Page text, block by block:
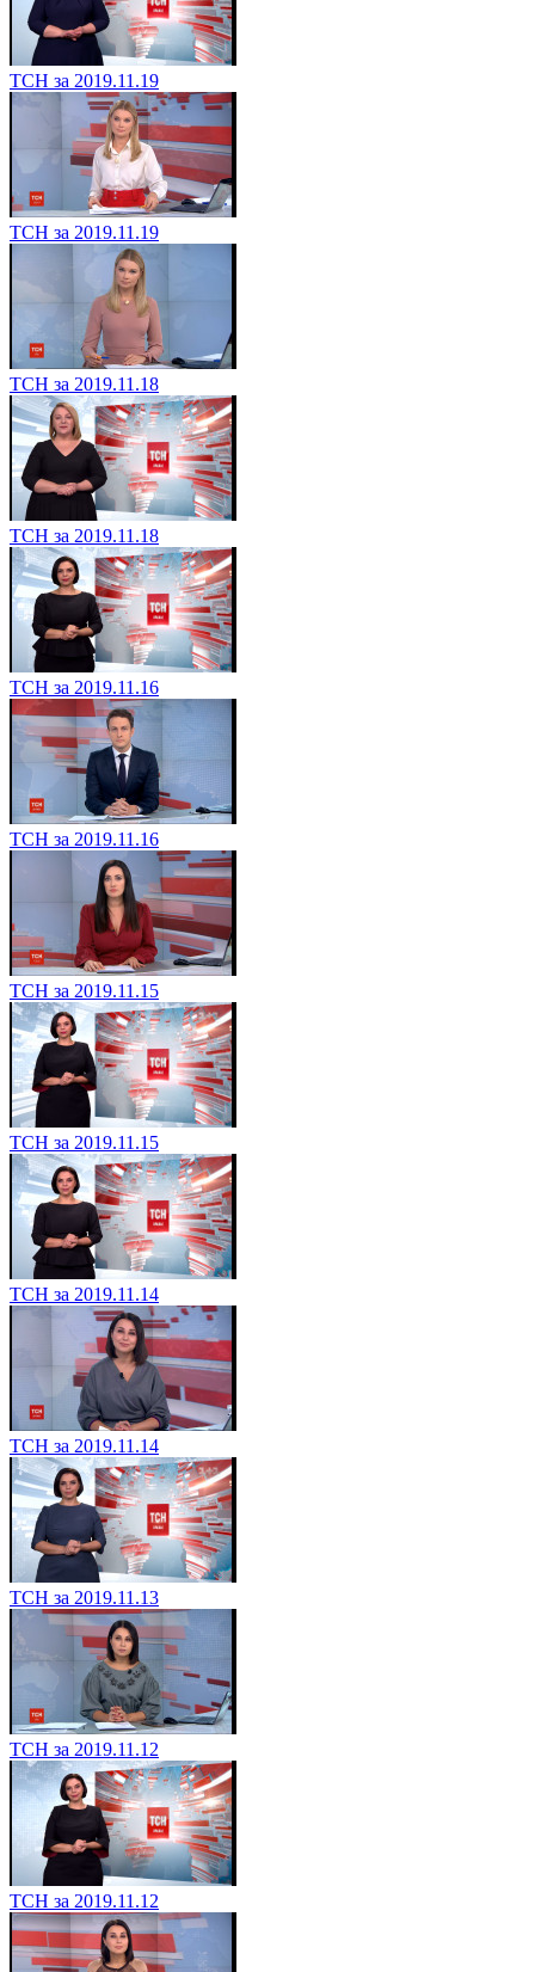
ТСН за 2019.11.19
ТСН за 2019.11.19
ТСН за 2019.11.18
ТСН за 2019.11.18
ТСН за 2019.11.16
ТСН за 2019.11.16
ТСН за 2019.11.15
ТСН за 2019.11.15
ТСН за 2019.11.14
ТСН за 2019.11.14
ТСН за 2019.11.13
ТСН за 2019.11.12
ТСН за 2019.11.12